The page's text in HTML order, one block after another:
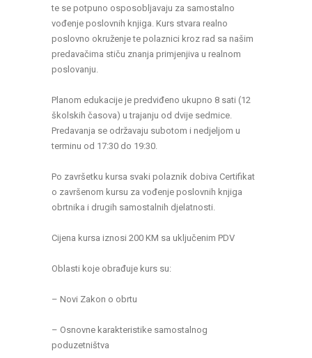
te se potpuno osposobljavaju za samostalno
vođenje poslovnih knjiga. Kurs stvara realno
poslovno okruženje te polaznici kroz rad sa našim
predavačima stiču znanja primjenjiva u realnom
poslovanju.
Planom edukacije je predviđeno ukupno 8 sati (12
školskih časova) u trajanju od dvije sedmice.
Predavanja se održavaju subotom i nedjeljom u
terminu od 17:30 do 19:30.
Po završetku kursa svaki polaznik dobiva Certifikat
o završenom kursu za vođenje poslovnih knjiga
obrtnika i drugih samostalnih djelatnosti.
Cijena kursa iznosi 200 KM sa uključenim PDV
Oblasti koje obrađuje kurs su:
– Novi Zakon o obrtu
– Osnovne karakteristike samostalnog
poduzetništva